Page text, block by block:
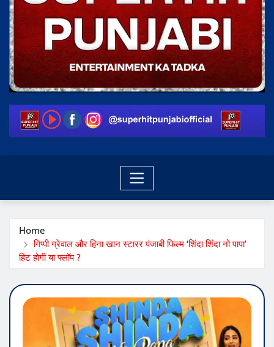
Home
गिप्पी ग्रेवाल और हिना खान स्टारर पंजाबी फिल्म ‘शिंदा शिंदा नो पापा’
हिट होगी या फ्लॉप ?